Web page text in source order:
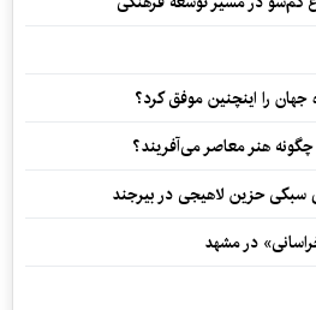
را اینچنین موفق کرد؟
هنر معاصر می‌آفریند؟
سبکی حزین لاهیجی در بیرجند
در مشهد